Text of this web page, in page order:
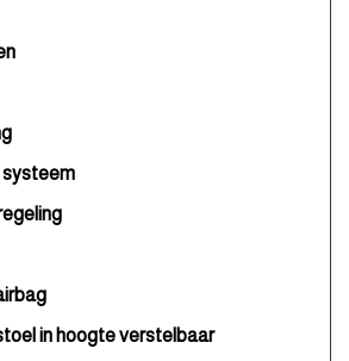
systeem
in hoogte verstelbaar